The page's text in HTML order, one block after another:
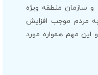
سازمان منطقه ویژه
مردم موجب افزایش
مهم همواره مورد